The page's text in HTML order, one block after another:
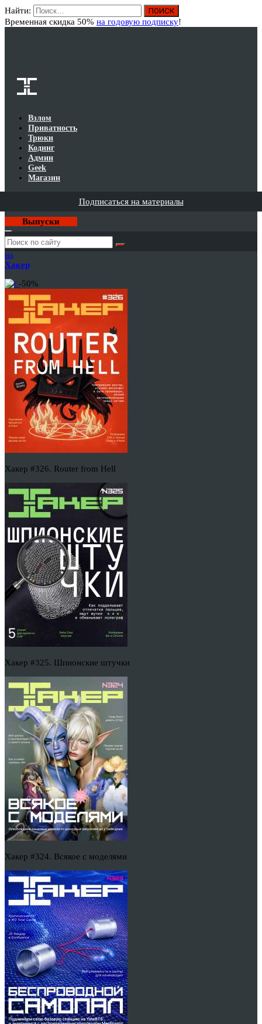
Найти:
Временная скидка 50% на годовую подписку!
Взлом
Приватность
Трюки
Кодинг
Админ
Geek
Магазин
Подписаться на материалы
Выпуски
Годовая
подписка
на
Хакер
-50%
Хакер #326. Router from Hell
Хакер #325. Шпионские штучки
Хакер #324. Всякое с моделями